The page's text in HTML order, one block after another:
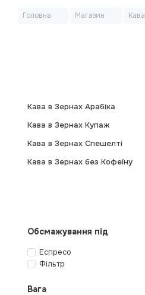
Головна Магазин Кава
Кава в Зернах Арабіка
Кава в Зернах Купаж
Кава в Зернах Спешелті
Кава в Зернах без Кофеїну
Обсмажування під
Еспресо
Фільтр
Вага